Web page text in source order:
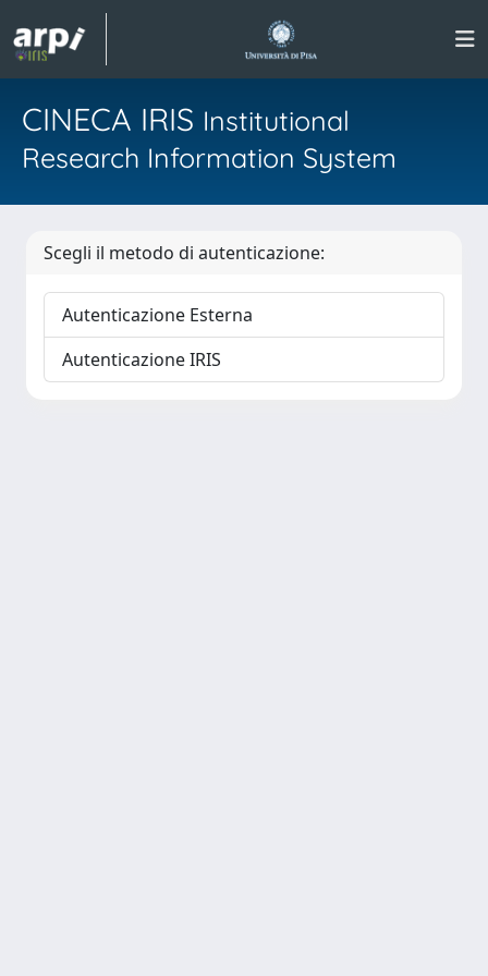
CINECA IRIS Institutional
Research Information System
Scegli il metodo di autenticazione:
Autenticazione Esterna
Autenticazione IRIS